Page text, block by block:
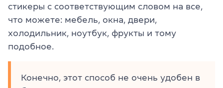
стикеры с соответствующим словом на все,
что можете: мебель, окна, двери,
холодильник, ноутбук, фрукты и тому
подобное.
Конечно, этот способ не очень удобен в